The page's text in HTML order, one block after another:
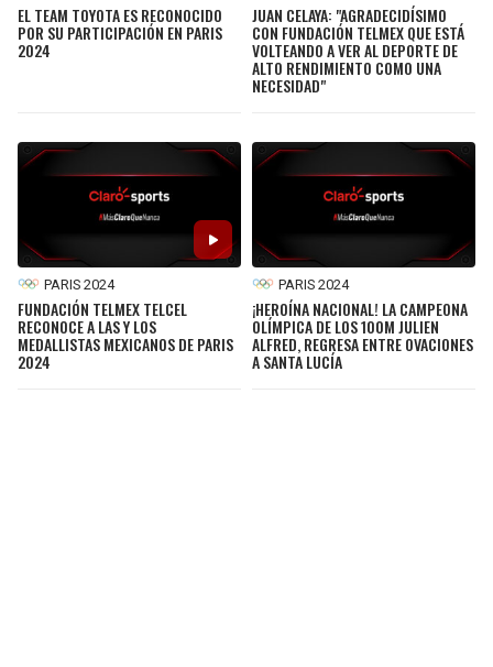
EL TEAM TOYOTA ES RECONOCIDO
POR SU PARTICIPACIÓN EN PARIS
2024
JUAN CELAYA: "AGRADECIDÍSIMO
CON FUNDACIÓN TELMEX QUE ESTÁ
VOLTEANDO A VER AL DEPORTE DE
ALTO RENDIMIENTO COMO UNA
NECESIDAD"
PARIS 2024
FUNDACIÓN TELMEX TELCEL
RECONOCE A LAS Y LOS
MEDALLISTAS MEXICANOS DE PARIS
2024
PARIS 2024
¡HEROÍNA NACIONAL! LA CAMPEONA
OLÍMPICA DE LOS 100M JULIEN
ALFRED, REGRESA ENTRE OVACIONES
A SANTA LUCÍA